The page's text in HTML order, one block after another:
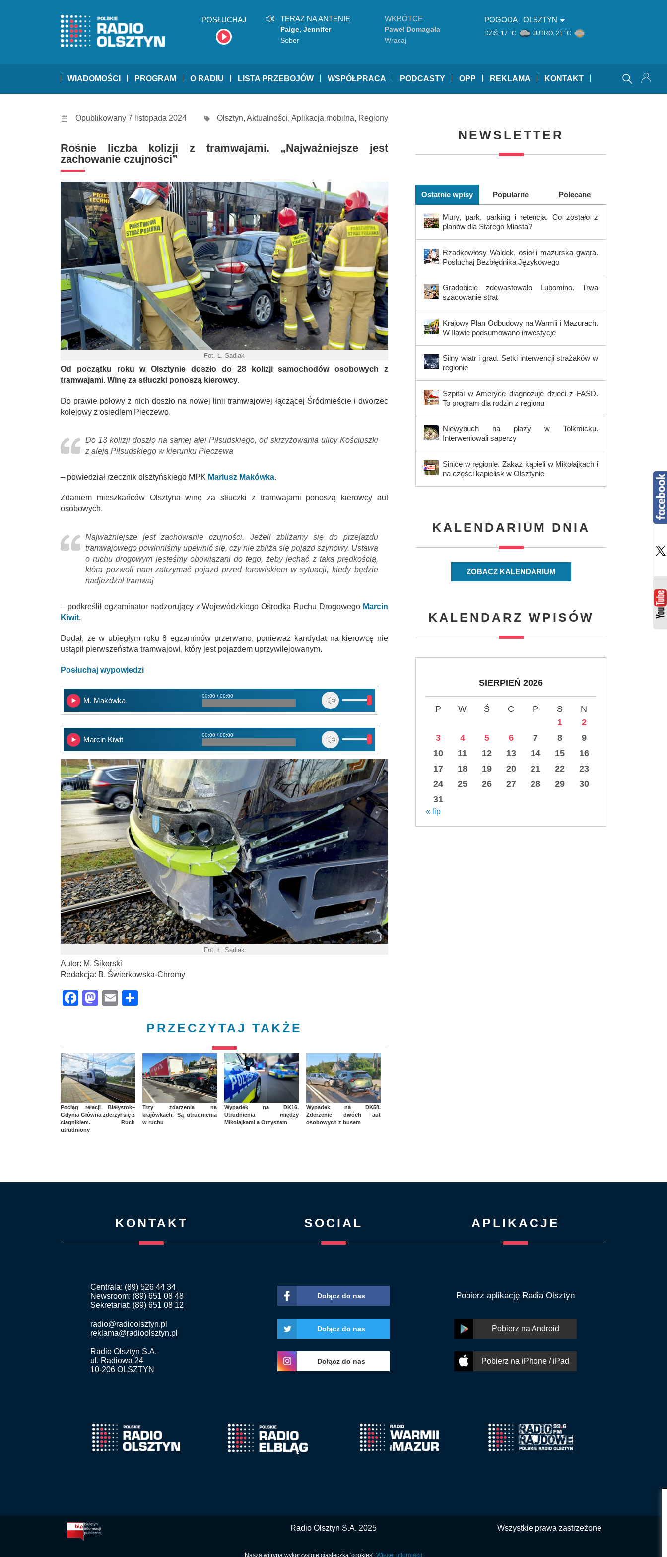
POSŁUCHAJ TERAZ NA ANTENIE
Paige, Jennifer
Sober
WKRÓTCE
Paweł Domagała
Wracaj
POGODA OLSZTYN
DZIŚ: 17 °C JUTRO: 21 °C
WIADOMOŚCI PROGRAM O RADIU LISTA PRZEBOJÓW WSPÓŁPRACA PODCASTY OPP REKLAMA KONTAKT
Opublikowany 7 listopada 2024 Olsztyn, Aktualności, Aplikacja mobilna, Regiony
Rośnie liczba kolizji z tramwajami. „Najważniejsze jest
zachowanie czujności”
Fot. Ł. Sadlak
Od początku roku w Olsztynie doszło do 28 kolizji samochodów osobowych z
tramwajami. Winę za stłuczki ponoszą kierowcy.
Do prawie połowy z nich doszło na nowej linii tramwajowej łączącej Śródmieście i dworzec
kolejowy z osiedlem Pieczewo.
Do 13 kolizji doszło na samej alei Piłsudskiego, od skrzyżowania ulicy Kościuszki
z aleją Piłsudskiego w kierunku Pieczewa
– powiedział rzecznik olsztyńskiego MPK Mariusz Makówka.
Zdaniem mieszkańców Olsztyna winę za stłuczki z tramwajami ponoszą kierowcy aut
osobowych.
Najważniejsze jest zachowanie czujności. Jeżeli zbliżamy się do przejazdu
tramwajowego powinniśmy upewnić się, czy nie zbliża się pojazd szynowy. Ustawą
o ruchu drogowym jesteśmy obowiązani do tego, żeby jechać z taką prędkością,
która pozwoli nam zatrzymać pojazd przed torowiskiem w sytuacji, kiedy będzie
nadjeżdżał tramwaj
– podkreślił egzaminator nadzorujący z Wojewódzkiego Ośrodka Ruchu Drogowego Marcin
Kiwit.
Dodał, że w ubiegłym roku 8 egzaminów przerwano, ponieważ kandydat na kierowcę nie
ustąpił pierwszeństwa tramwajowi, który jest pojazdem uprzywilejowanym.
Posłuchaj wypowiedzi
M. Makówka
00:00 / 00:00
Marcin Kiwit
00:00 / 00:00
Fot. Ł. Sadlak
Autor: M. Sikorski
Redakcja: B. Świerkowska-Chromy
Facebook
Mastodon
Email
PRZECZYTAJ TAKŻE
Pociąg relacji Białystok–
Gdynia Główna zderzył się z
ciągnikiem. Ruch
utrudniony
Trzy zdarzenia na
krajówkach. Są utrudnienia
w ruchu
Wypadek na DK16.
Utrudnienia między
Mikołajkami a Orzyszem
Wypadek na DK58.
Zderzenie dwóch aut
osobowych z busem
NEWSLETTER
Ostatnie wpisy Popularne Polecane
Mury, park, parking i retencja. Co zostało z
planów dla Starego Miasta?
Rzadkowłosy Waldek, osioł i mazurska gwara.
Posłuchaj Bezbłędnika Językowego
Gradobicie zdewastowało Lubomino. Trwa
szacowanie strat
Krajowy Plan Odbudowy na Warmii i Mazurach.
W Iławie podsumowano inwestycje
Silny wiatr i grad. Setki interwencji strażaków w
regionie
Szpital w Ameryce diagnozuje dzieci z FASD.
To program dla rodzin z regionu
Niewybuch na plaży w Tolkmicku.
Interweniowali saperzy
Sinice w regionie. Zakaz kąpieli w Mikołajkach i
na części kąpielisk w Olsztynie
KALENDARIUM DNIA
ZOBACZ KALENDARIUM
KALENDARZ WPISÓW
SIERPIEŃ 2026
P W Ś C P S
N
1
2
3
4 5 6 7 8
9
10
11 12 13 14 15
16
17
18 19 20 21 22
23
24
25 26 27 28 29
30
31
« lip
KONTAKT
Centrala: (89) 526 44 34
Newsroom: (89) 651 08 48
Sekretariat: (89) 651 08 12
radio@radioolsztyn.pl
reklama@radioolsztyn.pl
Radio Olsztyn S.A.
ul. Radiowa 24
10-206 OLSZTYN
SOCIAL
Dołącz do nas
Dołącz do nas
Dołącz do nas
APLIKACJE
Pobierz aplikację Radia Olsztyn
Pobierz na Android
Pobierz na iPhone / iPad
Radio Olsztyn S.A. 2025 Wszystkie prawa zastrzeżone
Nasza witryna wykorzystuje ciasteczka 'cookies'. Więcej informacji